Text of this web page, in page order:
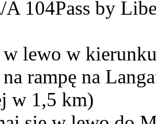
A 104Pass by
lewo w
rampę na
w 1,5 km)